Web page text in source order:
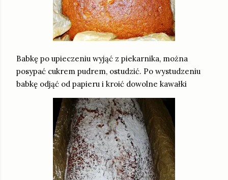
Babkę po upieczeniu wyjąć z piekarnika, można
posypać cukrem pudrem, ostudzić. Po wystudzeniu
babkę odjąć od papieru i kroić dowolne kawałki